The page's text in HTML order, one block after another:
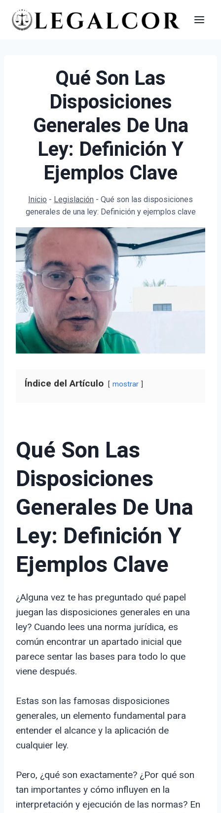
Saltar
Qué Son Las
Disposiciones
Generales De Una
Ley: Definición Y
Ejemplos Clave
Inicio - Legislación - Qué son las disposiciones
generales de una ley: Definición y ejemplos clave
Índice del Artículo mostrar
Qué Son Las
Disposiciones
Generales De Una
Ley: Definición Y
Ejemplos Clave
¿Alguna vez te has preguntado qué papel
juegan las disposiciones generales en una
ley? Cuando lees una norma jurídica, es
común encontrar un apartado inicial que
parece sentar las bases para todo lo que
viene después.
Estas son las famosas disposiciones
generales, un elemento fundamental para
entender el alcance y la aplicación de
cualquier ley.
Pero, ¿qué son exactamente? ¿Por qué son
tan importantes y cómo influyen en la
interpretación y ejecución de las normas? En